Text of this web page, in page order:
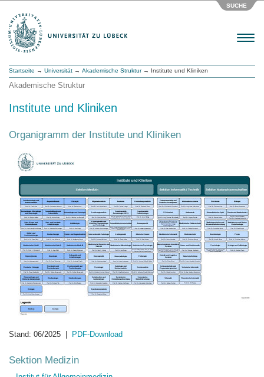
SUCHE
Menu
Startseite → Universität → Akademische Struktur→ Institute und Kliniken
Akademische Struktur
Institute und Kliniken
Organigramm der Institute und Kliniken
Stand: 06/2025 | PDF-Download
Sektion Medizin